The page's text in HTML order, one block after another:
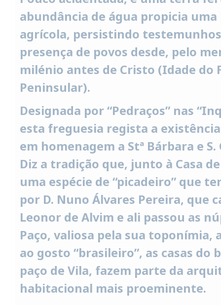
abundância de água propicia
agrícola, persistindo
presença de povos desde, pelo
milénio antes de Cristo (Idade do
Peninsular).
Designada por “Pedraços” nas
esta freguesia regista a
em homenagem a Stª Bárbara e S.
Diz a tradição que, junto à Casa
uma espécie de “picadeiro” que
por D. Nuno Álvares Pereira, que
Leonor de Alvim e ali passou as
Paço, valiosa pela sua toponímia,
ao gosto “brasileiro”, as casas do
paço de Vila, fazem parte da
habitacional mais proeminente.